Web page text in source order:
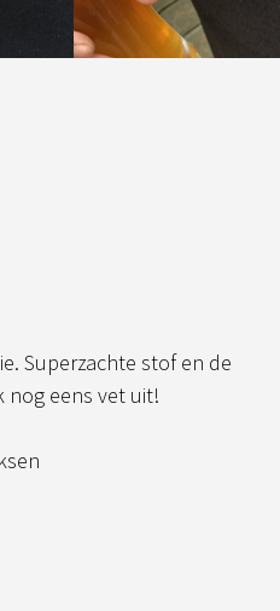
Superzachte stof en de
nog eens vet uit!